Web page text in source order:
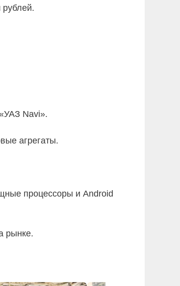
рублей.
Navi».
агрегаты.
процессоры и Android
рынке.